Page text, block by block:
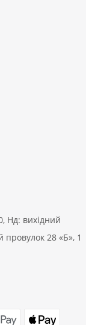
Нд: вихідний
провулок 28 «Б», 1